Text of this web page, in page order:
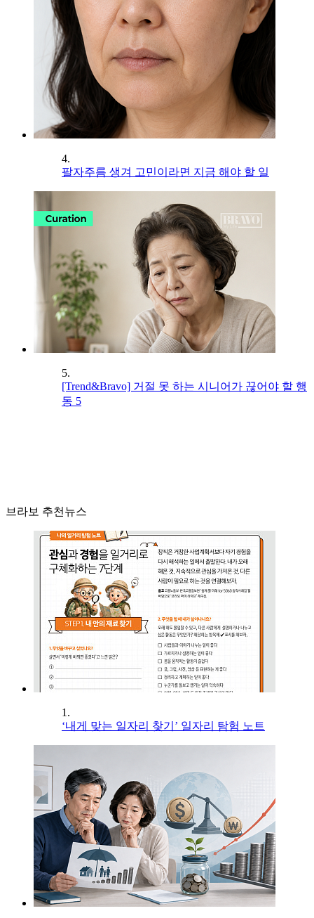
4.
팔자주름 생겨 고민이라면 지금 해야 할 일
5.
[Trend&Bravo] 거절 못 하는 시니어가 끊어야 할 행
동 5
브라보 추천뉴스
1.
‘내게 맞는 일자리 찾기’ 일자리 탐험 노트